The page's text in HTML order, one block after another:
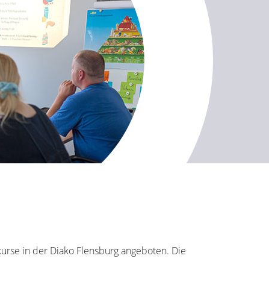
in der Diako Flensburg angeboten. Die